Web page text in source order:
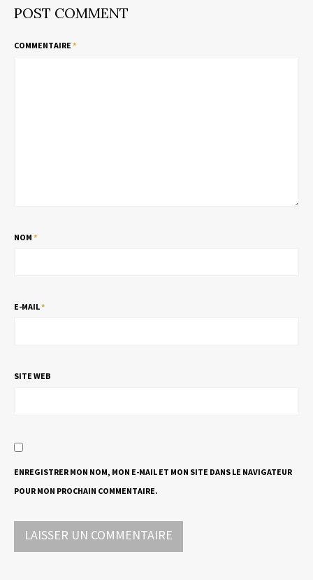
POST COMMENT
COMMENTAIRE *
NOM *
E-MAIL*
SITE WEB
ENREGISTRER MON NOM, MON E-MAIL ET MON SITE DANS LE NAVIGATEUR
POUR MON PROCHAIN COMMENTAIRE.